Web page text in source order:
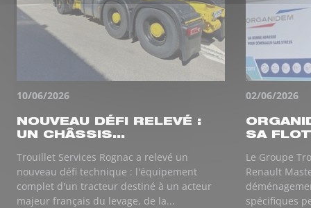
10/06/2026
NOUVEAU DÉFI RELEVÉ :
UN CHÂSSIS...
Trouillet Services Rognac a relevé un
nouveau défi technique : l'équipement
complet d'un tracteur destiné à un acteur
majeur français du levage, de la...
02/06/2026
SA
Le Groupe
Renault
spécifiques